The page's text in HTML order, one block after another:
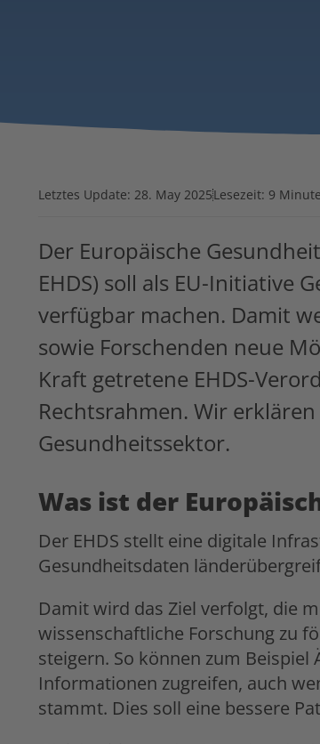
Letztes Update: 28. May 2025Lesezeit: 9
Der Europäische
EHDS) soll als EU-Initiative
verfügbar machen. Damit
sowie Forschenden neue
Kraft getretene EHDS-
Rechtsrahmen. Wir
Gesundheitssektor.
Was ist der
Der EHDS stellt eine digitale
Gesundheitsdaten
Damit wird das Ziel verfolgt, die
wissenschaftliche Forschung zu
steigern. So können zum
Informationen zugreifen, auch
stammt. Dies soll eine bessere